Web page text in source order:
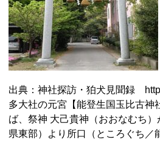
出典：神社探訪・狛犬見聞録
多大社の元宮【能登生国玉比古神
ば、祭神 大己貴神（おおなむち
県東部）より所口（ところぐち／